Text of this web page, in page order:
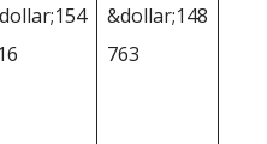
&dollar;148
763